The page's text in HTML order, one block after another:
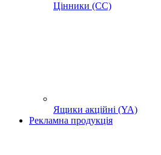
Цінники (СС)
Ящики акційні (YA)
Рекламна продукція